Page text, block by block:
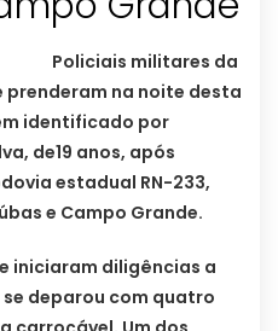
Policiais militares da
prenderam na noite desta
identificado por
de19 anos, após
estadual RN-233,
e Campo Grande.
iniciaram diligências a
deparou com quatro